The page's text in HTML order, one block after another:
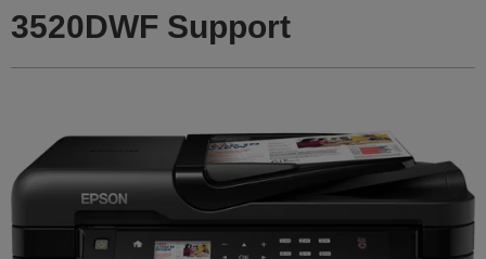
3520DWF Support